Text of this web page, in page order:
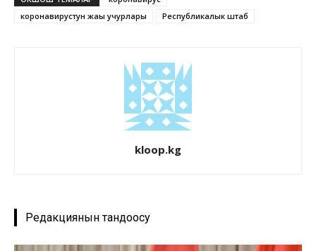
коронавирустун жаңы учурлары
Республикалык штаб
kloop.kg
Редакциянын тандоосу